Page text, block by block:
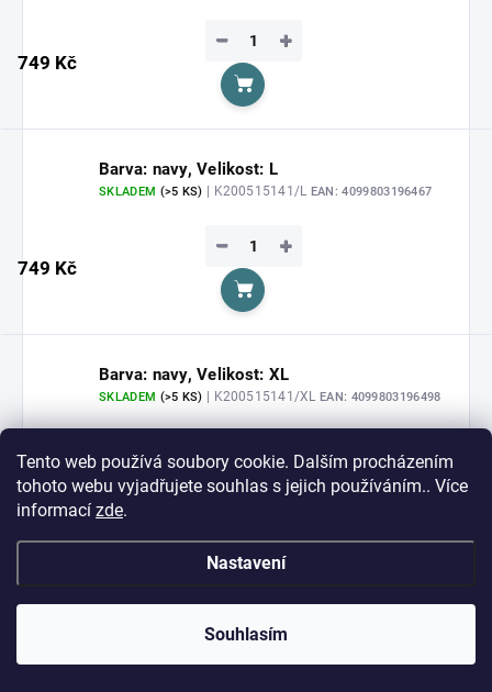
Tento web používá soubory cookie. Dalším procházením
tohoto webu vyjadřujete souhlas s jejich používáním.. Více
informací zde.
Nastavení
Souhlasím
749 Kč
+
−
Do košíku
Barva: navy, Velikost: L
SKLADEM (>5 KS) | K200515141/L EAN: 4099803196467
749 Kč
+
−
Do košíku
Barva: navy, Velikost: XL
SKLADEM (>5 KS) | K200515141/XL EAN: 4099803196498
749 Kč
+
−
SKLADEM(>5 KS)| K200515141/3XLEAN: 4099803196450